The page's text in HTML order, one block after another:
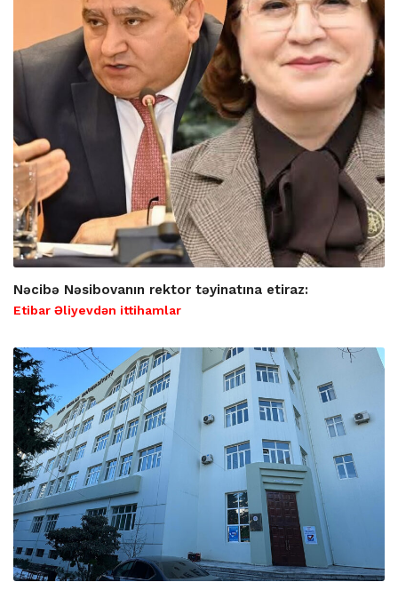
Nəcibə Nəsibovanın rektor təyinatına etiraz:
Etibar Əliyevdən ittihamlar